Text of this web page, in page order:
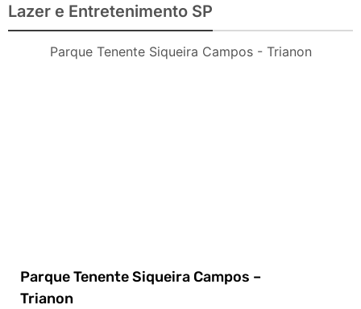
Lazer e Entretenimento SP
Parque Tenente Siqueira Campos - Trianon
Parque Tenente Siqueira Campos –
Trianon